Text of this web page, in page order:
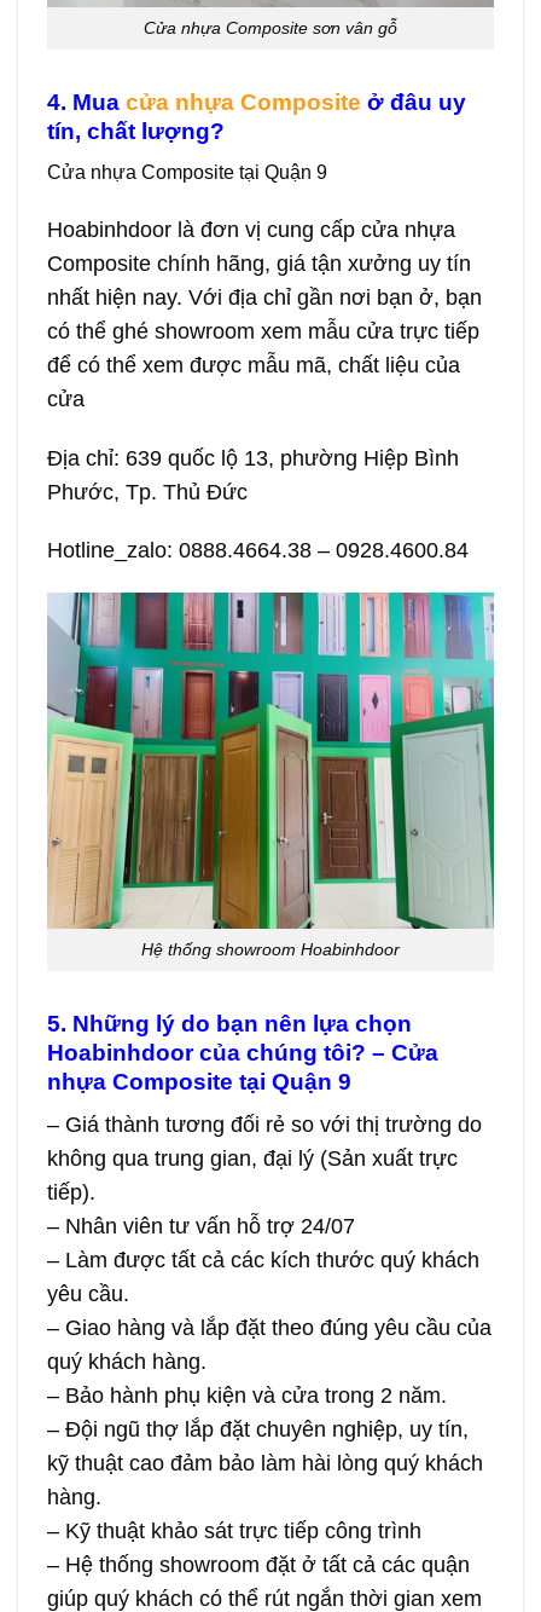
Cửa nhựa Composite sơn vân gỗ
4. Mua cửa nhựa Composite ở đâu uy
tín, chất lượng?
Cửa nhựa Composite tại Quận 9
Hoabinhdoor là đơn vị cung cấp cửa nhựa
Composite chính hãng, giá tận xưởng uy tín
nhất hiện nay. Với địa chỉ gần nơi bạn ở, bạn
có thể ghé showroom xem mẫu cửa trực tiếp
để có thể xem được mẫu mã, chất liệu của
cửa
Địa chỉ: 639 quốc lộ 13, phường Hiệp Bình
Phước, Tp. Thủ Đức
Hotline_zalo: 0888.4664.38 – 0928.4600.84
Hệ thống showroom Hoabinhdoor
5. Những lý do bạn nên lựa chọn
Hoabinhdoor của chúng tôi? – Cửa
nhựa Composite tại Quận 9
– Giá thành tương đối rẻ so với thị trường do
không qua trung gian, đại lý (Sản xuất trực
tiếp).
– Nhân viên tư vấn hỗ trợ 24/07
– Làm được tất cả các kích thước quý khách
yêu cầu.
– Giao hàng và lắp đặt theo đúng yêu cầu của
quý khách hàng.
– Bảo hành phụ kiện và cửa trong 2 năm.
– Đội ngũ thợ lắp đặt chuyên nghiệp, uy tín,
kỹ thuật cao đảm bảo làm hài lòng quý khách
hàng.
– Kỹ thuật khảo sát trực tiếp công trình
– Hệ thống showroom đặt ở tất cả các quận
giúp quý khách có thể rút ngắn thời gian xem